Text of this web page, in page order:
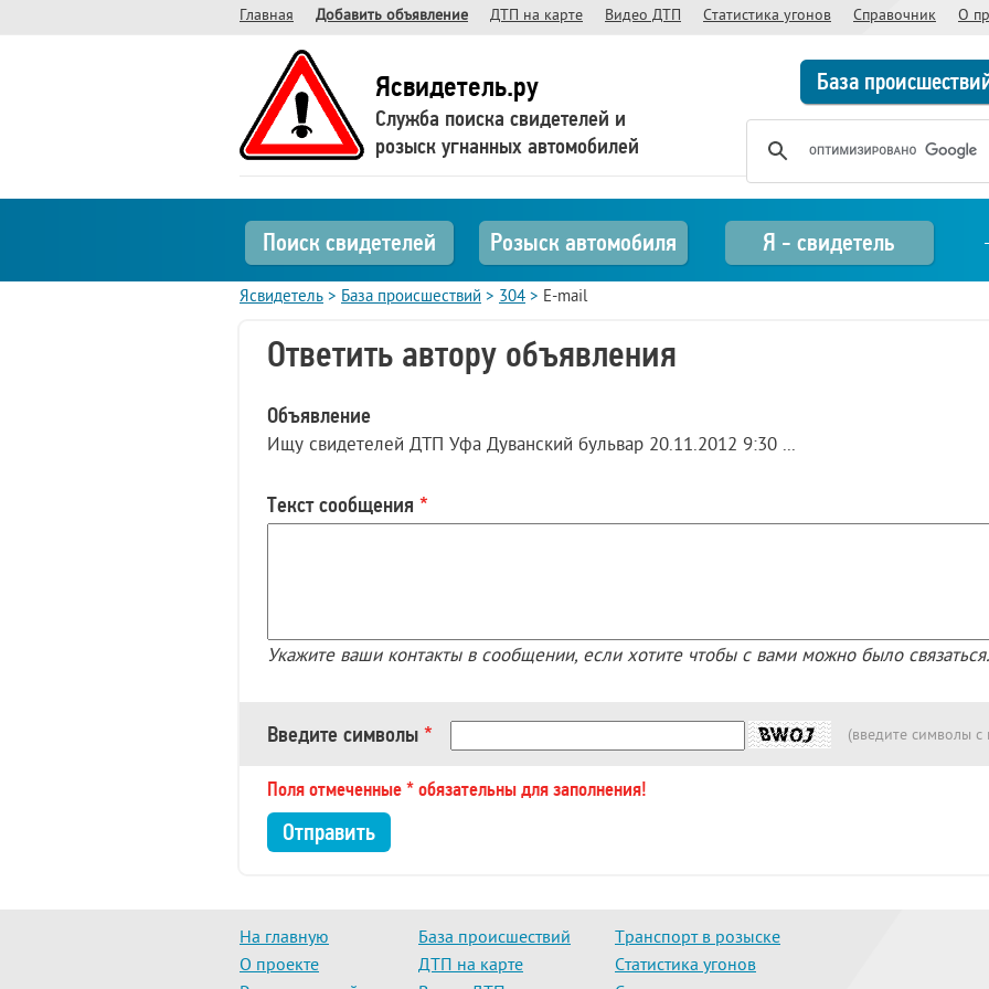
Главная Добавить объявление ДТП на карте Видео ДТП Статистика угонов Справочник О
Ясвидетель.ру
Служба поиска свидетелей и
розыск угнанных автомобилей
База
Поиск свидетелей Розыск автомобиля Я - свидетель
Ясвидетель > База происшествий > 304 > E-mail
Ответить автору объявления
Объявление
Ищу свидетелей ДТП Уфа Дуванский бульвар 20.11.2012 9:30 ...
Текст сообщения
Укажите ваши контакты в сообщении, если хотите чтобы с вами можно было связаться.
Введите символы (введите символы с
Поля отмеченные * обязательны для заполнения!
На главную
О проекте
База происшествий
ДТП на карте
Транспорт в розыске
Статистика угонов